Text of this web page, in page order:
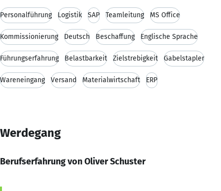
Personalführung Logistik SAP Teamleitung MS Office
Kommissionierung Deutsch Beschaffung Englische Sprache
Führungserfahrung Belastbarkeit Zielstrebigkeit Gabelstapler
Wareneingang Versand Materialwirtschaft ERP
Werdegang
Berufserfahrung von Oliver Schuster